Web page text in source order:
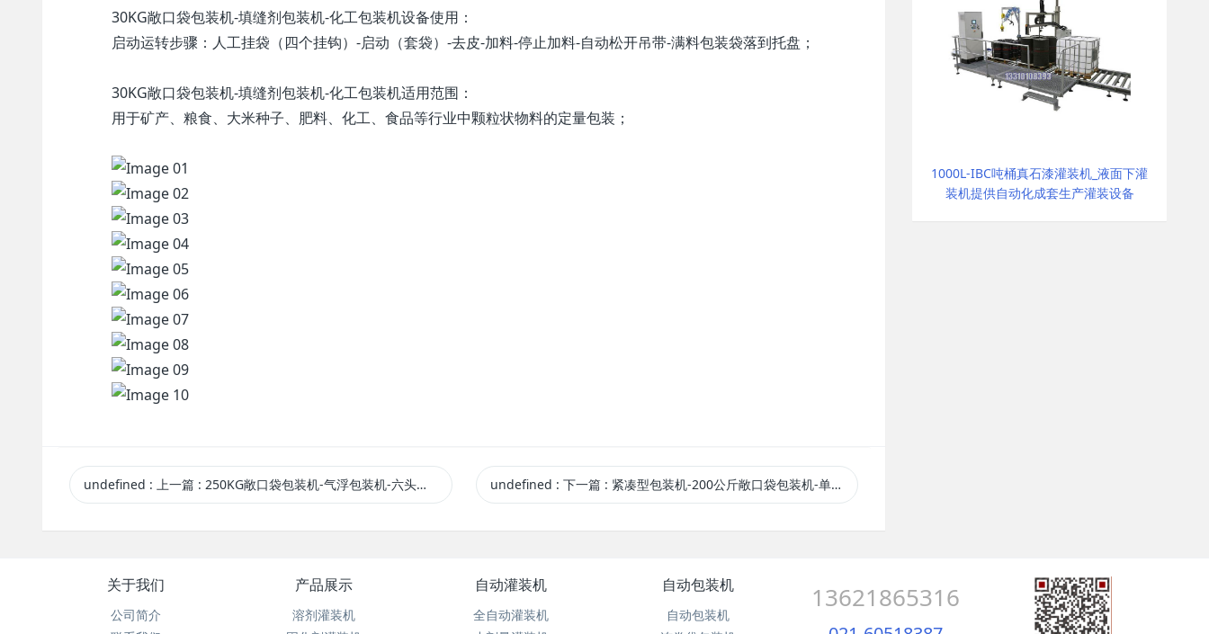
30KG敞口袋包装机-填缝剂包装机-化工包装机设备使用：
启动运转步骤：人工挂袋（四个挂钩）-启动（套袋）-去皮-加料-停止加料-自动松开吊带-满料包装袋落到托盘；
30KG敞口袋包装机-填缝剂包装机-化工包装机适用范围：
用于矿产、粮食、大米种子、肥料、化工、食品等行业中颗粒状物料的定量包装；
undefined : 上一篇 : 250KG敞口袋包装机-气浮包装机-六头包装机 undefined : 下一篇 : 紧凑型包装机-200公斤敞口袋包装机-单头包装机
1000L-IBC吨桶真石漆灌装机_液面下灌
装机提供自动化成套生产灌装设备
关于我们
公司简介
产品展示
溶剂灌装机
自动灌装机
全自动灌装机
自动包装机
自动包装机
13621865316